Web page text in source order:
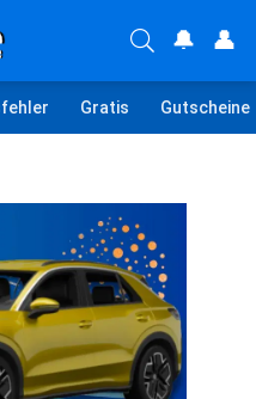
🔔 👤
Gratis Gutscheine